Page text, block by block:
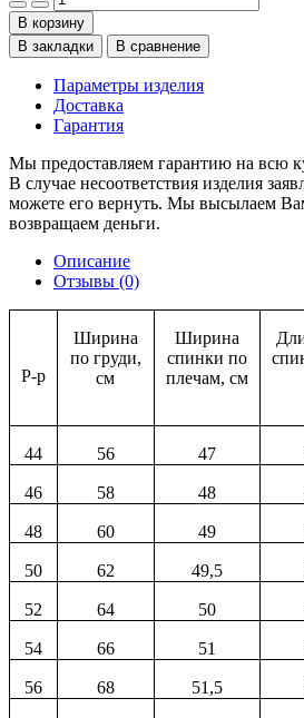
В корзину
В закладки
В сравнение
Параметры изделия
Доставка
Гарантия
Мы предоставляем гарантию на всю
В случае несоответствия изделия
можете его вернуть. Мы высылаем
возвращаем деньги.
Описание
Отзывы (0)
Р-р
Ширина
по груди,
см
Ширина
спинки по
плечам, см
44 56 47
46 58 48
48 60 49
50 62 49,5
52 64 50
54 66 51
56 68 51,5